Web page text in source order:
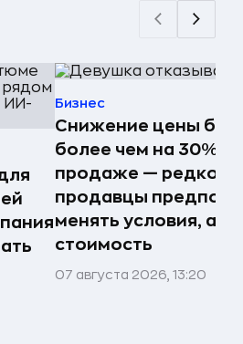
Бизнес
Снижение цены
более чем на 30%
продаже —
продавцы
менять условия, а не
стоимость
07 августа 2026, 13:20